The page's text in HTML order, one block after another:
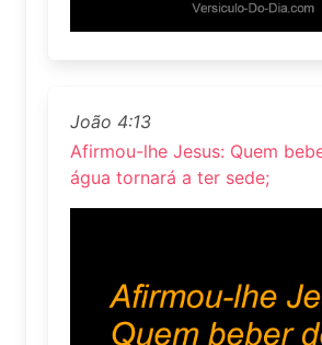
João 4:13
Afirmou-lhe Jesus: Quem
água tornará a ter sede;